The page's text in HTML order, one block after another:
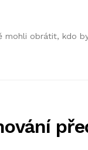
mohli obrátit, kdo